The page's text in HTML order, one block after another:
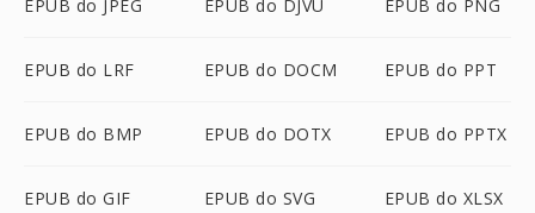
EPUB do JPEG EPUB do DJVU EPUB do PNG
EPUB do LRF EPUB do DOCM EPUB do PPT
EPUB do BMP EPUB do DOTX EPUB do PPTX
EPUB do GIF EPUB do SVG EPUB do XLSX